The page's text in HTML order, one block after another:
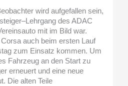
wird aufgefallen sein,
des ADAC
mit im Bild war.
auch beim ersten Lauf
zum Einsatz kommen. Um
Fahrzeug an den Start zu
erneuert und eine neue
Die alten Teile